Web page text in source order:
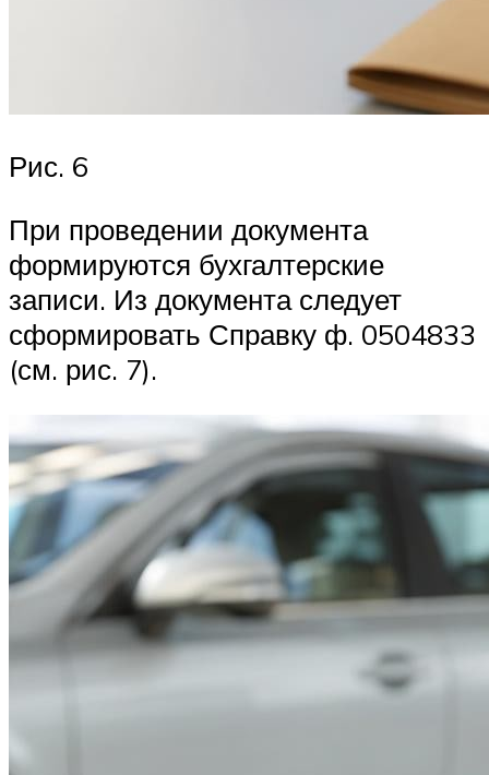
Рис. 6
При проведении документа
формируются бухгалтерские
записи. Из документа следует
сформировать Справку ф. 0504833
(см. рис. 7).